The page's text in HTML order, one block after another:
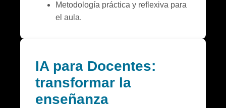
Metodología práctica y reflexiva para
el aula.
IA para Docentes:
transformar la
enseñanza